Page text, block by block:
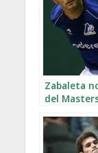
Zabaleta
del